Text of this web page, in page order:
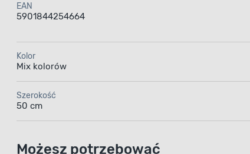
EAN
5901844254664
Kolor
Mix kolorów
Szerokość
50 cm
Możesz potrzebować